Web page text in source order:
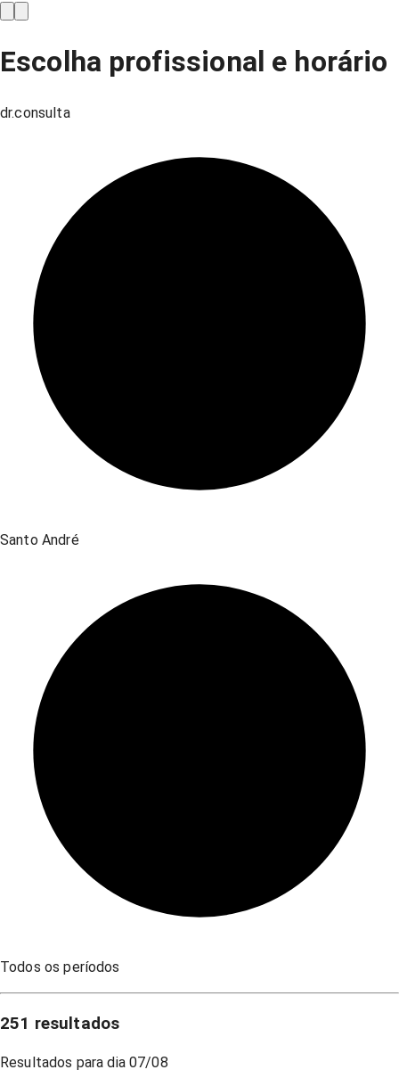
Escolha profissional e horário
dr.consulta
Santo André
Todos os períodos
251 resultados
Resultados para dia 07/08